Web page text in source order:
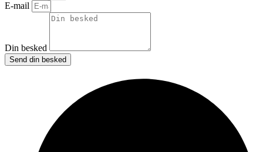
E-mail
Din besked
Send din besked